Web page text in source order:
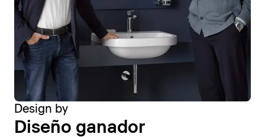
Design by
Diseño ganador